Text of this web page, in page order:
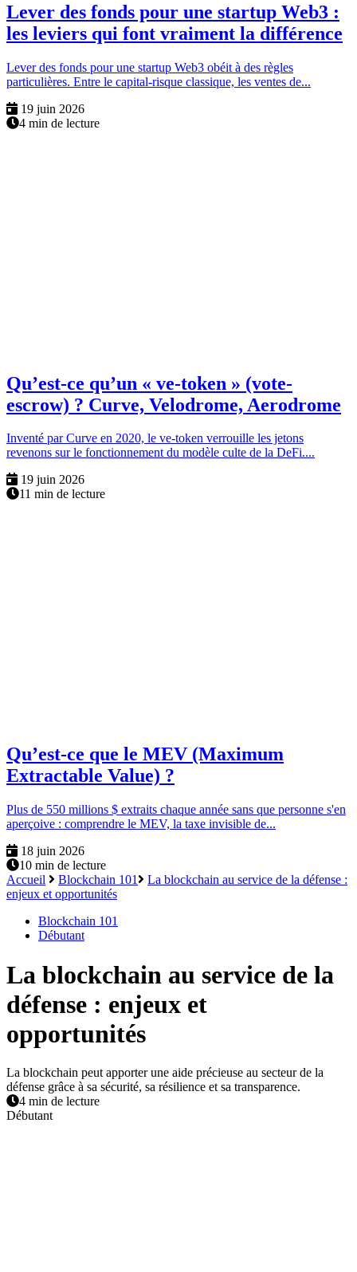
Lever des fonds pour une startup Web3 :
les leviers qui font vraiment la différence
Lever des fonds pour une startup Web3 obéit à des règles
particulières. Entre le capital-risque classique, les ventes de...
19 juin 2026
4 min de lecture
Qu’est-ce qu’un « ve-token » (vote-
escrow) ? Curve, Velodrome, Aerodrome
Inventé par Curve en 2020, le ve-token verrouille les jetons
revenons sur le fonctionnement du modèle culte de la DeFi....
19 juin 2026
11 min de lecture
Qu’est-ce que le MEV (Maximum
Extractable Value) ?
Plus de 550 millions $ extraits chaque année sans que personne s'en
aperçoive : comprendre le MEV, la taxe invisible de...
18 juin 2026
10 min de lecture
Accueil
Blockchain 101
La blockchain au service de la défense :
enjeux et opportunités
Blockchain 101
Débutant
La blockchain au service de la
défense : enjeux et
opportunités
La blockchain peut apporter une aide précieuse au secteur de la
défense grâce à sa sécurité, sa résilience et sa transparence.
4 min de lecture
Débutant